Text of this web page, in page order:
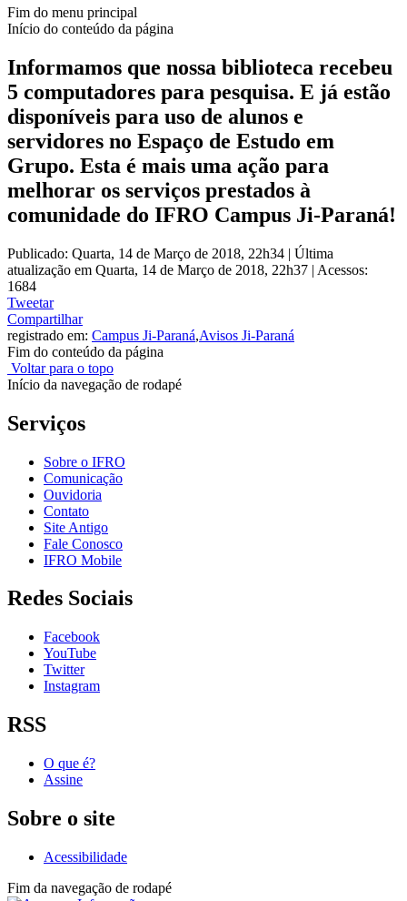
Fim do menu principal
Início do conteúdo da página
Informamos que nossa biblioteca recebeu
5 computadores para pesquisa. E já estão
disponíveis para uso de alunos e
servidores no Espaço de Estudo em
Grupo. Esta é mais uma ação para
melhorar os serviços prestados à
comunidade do IFRO Campus Ji-Paraná!
Publicado: Quarta, 14 de Março de 2018, 22h34 | Última
atualização em Quarta, 14 de Março de 2018, 22h37 | Acessos:
1684
Tweetar
Compartilhar
registrado em: Campus Ji-Paraná,Avisos Ji-Paraná
Fim do conteúdo da página
Voltar para o topo
Início da navegação de rodapé
Serviços
Sobre o IFRO
Comunicação
Ouvidoria
Contato
Site Antigo
Fale Conosco
IFRO Mobile
Redes Sociais
Facebook
YouTube
Twitter
Instagram
RSS
O que é?
Assine
Sobre o site
Acessibilidade
Fim da navegação de rodapé